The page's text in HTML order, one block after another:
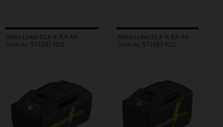
Akku Li-Ion 21,6 V, 5,0 Ah
Ürün no. 571581 R22
Akku Li-Ion 21,6 V, 9,0 Ah
Ürün no. 571583 R22